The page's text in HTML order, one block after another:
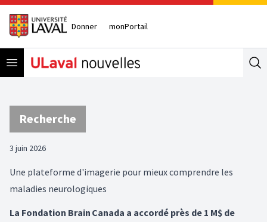
Donner monPortail
Open menu
Recherche
3 juin 2026
Une plateforme d'imagerie pour mieux comprendre les
maladies neurologiques
La Fondation Brain Canada a accordé près de 1 M$ de